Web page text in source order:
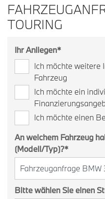
TOURING
Ihr Anliegen*
Ich möchte weitere
Fahrzeug
Ich möchte ein
Ich möchte einen
An welchem Fahrzeug
(Modell/Typ)?*
Bitte wählen Sie einen